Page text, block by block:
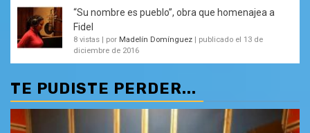
“Su nombre es pueblo”, obra que homenajea a
Fidel
8 vistas por Madelín Domínguez
publicado el 13 de
diciembre de 2016
TE PUDISTE PERDER...